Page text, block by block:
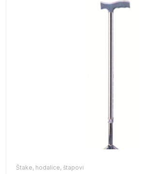
Štake, hodalice, štapovi